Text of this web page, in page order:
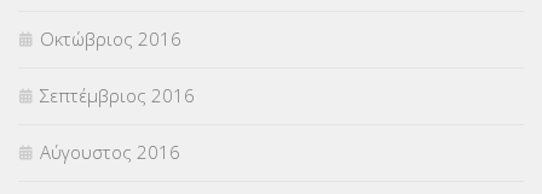
Οκτώβριος 2016
Σεπτέμβριος 2016
Αύγουστος 2016